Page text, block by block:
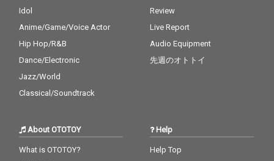
Idol
Anime/Game/Voice Actor
Hip Hop/R&B
Dance/Electronic
Jazz/World
Classical/Soundtrack
Review
Live Report
Audio Equipment
先週のオトトイ
About OTOTOY
What is OTOTOY?
Help
Help Top